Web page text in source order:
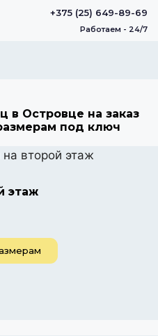
+375 (25) 649-89-69
Работаем - 24/7
в Островце на заказ
под ключ
этаж